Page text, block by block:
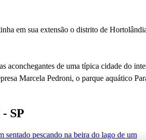
em sua extensão o distrito de
de uma típica cidade do
Marcela Pedroni, o parque aquático
SP